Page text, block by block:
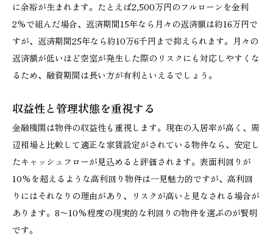
に余裕が生まれます。たとえば2,500万円のフルローンを金利
2%で組んだ場合、返済期間15年なら月々の返済額は約16万円で
すが、返済期間25年なら約10万6千円まで抑えられます。月々の
返済額が低いほど空室が発生した際のリスクにも対応しやすくな
るため、融資期間は長い方が有利といえるでしょう。
収益性と管理状態を重視する
金融機関は物件の収益性も重視します。現在の入居率が高く、周
辺相場と比較して適正な家賃設定がされている物件なら、安定し
たキャッシュフローが見込めると評価されます。表面利回りが
10%を超えるような高利回り物件は一見魅力的ですが、高利回
りにはそれなりの理由があり、リスクが高いと見なされる場合が
あります。8〜10%程度の現実的な利回りの物件を選ぶのが賢明
です。